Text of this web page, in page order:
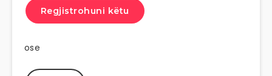
Regjistrohuni këtu
ose